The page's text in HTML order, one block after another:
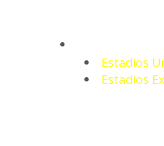
Estadios
Estadios